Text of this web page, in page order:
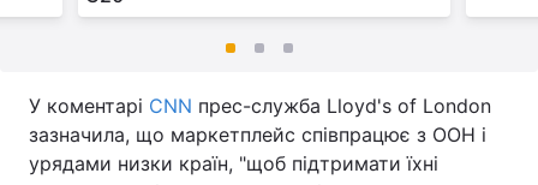
У коментарі CNN прес-служба Lloyd's of London
зазначила, що маркетплейс співпрацює з ООН і
урядами низки країн, "щоб підтримати їхні